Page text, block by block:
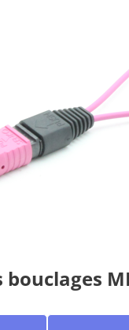
bouclages